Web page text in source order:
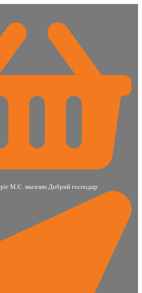
М.Є. магазин Добрий господар